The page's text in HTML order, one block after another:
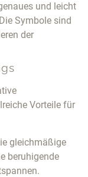
und leicht
Symbole sind
der
Vorteile für
gleichmäßige
beruhigende